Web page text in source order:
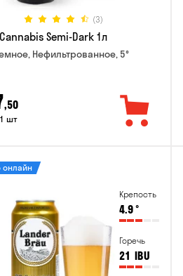
(3)
Semi-Dark 1л
Нефильтрованное, 5°
,50
шт
Крепость
4.9°
Горечь
21 IBU
онлайн